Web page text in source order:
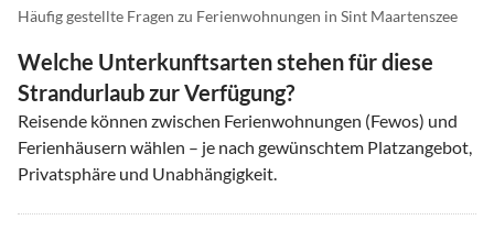
Häufig gestellte Fragen zu Ferienwohnungen in Sint Maartenszee
Welche Unterkunftsarten stehen für diese
Strandurlaub zur Verfügung?
Reisende können zwischen Ferienwohnungen (Fewos) und
Ferienhäusern wählen – je nach gewünschtem Platzangebot,
Privatsphäre und Unabhängigkeit.